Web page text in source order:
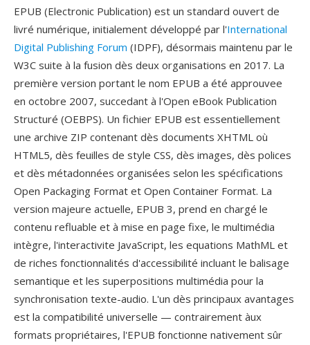
EPUB (Electronic Publication) est un standard ouvert de
livré numérique, initialement développé par l'International
Digital Publishing Forum (IDPF), désormais maintenu par le
W3C suite à la fusion dès deux organisations en 2017. La
première version portant le nom EPUB a été approuvee
en octobre 2007, succedant à l'Open eBook Publication
Structuré (OEBPS). Un fichier EPUB est essentiellement
une archive ZIP contenant dès documents XHTML où
HTML5, dès feuilles de style CSS, dès images, dès polices
et dès métadonnées organisées selon les spécifications
Open Packaging Format et Open Container Format. La
version majeure actuelle, EPUB 3, prend en chargé le
contenu refluable et à mise en page fixe, le multimédia
intègre, l'interactivite JavaScript, les equations MathML et
de riches fonctionnalités d'accessibilité incluant le balisage
semantique et les superpositions multimédia pour la
synchronisation texte-audio. L'un dès principaux avantages
est la compatibilité universelle — contrairement àux
formats propriétaires, l'EPUB fonctionne nativement sûr